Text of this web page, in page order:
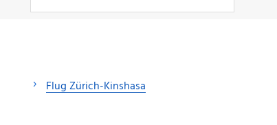
Flug Zürich-Kinshasa